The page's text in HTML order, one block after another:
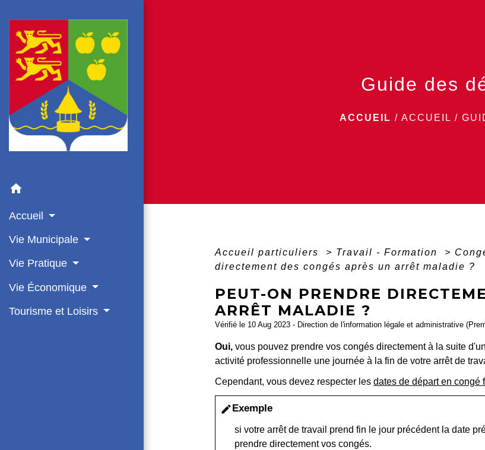
home
Accueil
Vie Municipale
Vie Pratique
Vie Économique
Tourisme et Loisirs
Guide des
ACCUEIL / ACCUEIL /
Accueil particuliers > Travail - Formation >
directement des congés après un arrêt maladie ?
PEUT-ON PRENDRE
ARRÊT MALADIE ?
Vérifié le 10 Aug 2023 - Direction de l'information légale et administrative
Oui, vous pouvez prendre vos congés directement à la suite
activité professionnelle une journée à la fin de votre arrêt de
Cependant, vous devez respecter les dates de départ en congé
edit Exemple
si votre arrêt de travail prend fin le jour précédent la date
prendre directement vos congés.